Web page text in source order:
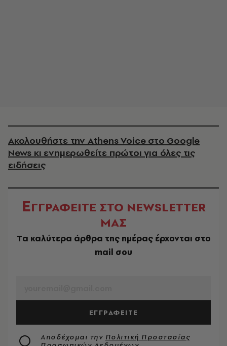
Ακολουθήστε την Athens Voice στο Google
News κι ενημερωθείτε πρώτοι για όλες τις
ειδήσεις
ΕΓΓΡΑΦΕΙΤΕ ΣΤΟ NEWSLETTER
ΜΑΣ
Tα καλύτερα άρθρα της ημέρας έρχονται στο
mail σου
ΕΓΓΡΑΦΕΙΤΕ
Αποδέχομαι την Πολιτική Προστασίας